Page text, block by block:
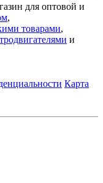
для оптовой и
,
товарами,
и
Карта